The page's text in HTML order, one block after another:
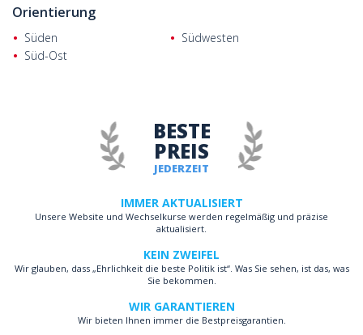
Orientierung
Süden
Südwesten
Süd-Ost
JEDERZEIT
BESTE
PREIS
IMMER AKTUALISIERT
Unsere Website und Wechselkurse werden regelmäßig und präzise
aktualisiert.
KEIN ZWEIFEL
Wir glauben, dass „Ehrlichkeit die beste Politik ist“. Was Sie sehen, ist das, was
Sie bekommen.
WIR GARANTIEREN
Wir bieten Ihnen immer die Bestpreisgarantien.